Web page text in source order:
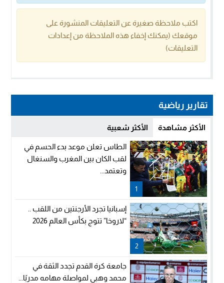
اكتب ملاحظة صغيرة عن التعليقات المنشورة على
موقعك (يمكنك إخفاء هذه الملاحظة من إعدادات
التعليقات)
تقارير رياضية
الأكثر مشاهدة الأكثر شعبية
1
الطاس تعلن موعد بدء الحسم في
لقب الكان بين المغرب والسنغال
وتعتمد...
2
إسبانيا تجرد الأرجنتين من اللقب ..
“لاروخا” تتوج بكأس العالم 2026
جامعة كرة القدم تجدد الثقة في
محمد وهبي لمواصلة مهامه مدربًا...